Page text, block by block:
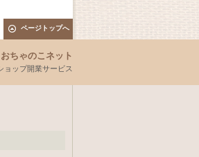
ページトップへ
おちゃのこネット
ョップ開業サービス